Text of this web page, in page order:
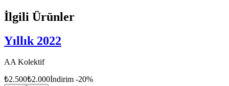
İlgili Ürünler
Yıllık 2022
AA Kolektif
₺2.500₺2.000İndirim -20%